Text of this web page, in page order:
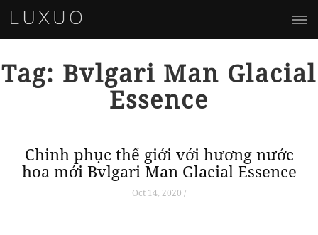
Tag: Bvlgari Man Glacial
Essence
Chinh phục thế giới với hương nước
hoa mới Bvlgari Man Glacial Essence
Oct 14, 2020 /